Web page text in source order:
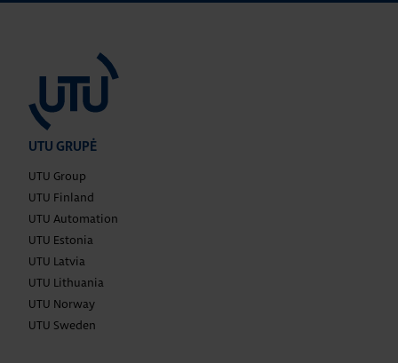
UTU GRUPĖ
UTU Group
UTU Finland
UTU Automation
UTU Estonia
UTU Latvia
UTU Lithuania
UTU Norway
UTU Sweden